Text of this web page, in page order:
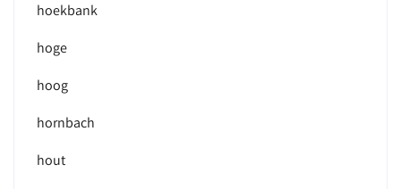
hoekbank
hoge
hoog
hornbach
hout